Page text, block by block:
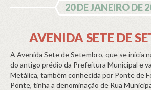
20 DE JANEIRO DE
AVENIDA SETE DE
A Avenida Sete de Setembro, que se inicia
do antigo prédio da Prefeitura Municipal e
Metálica, também conhecida por Ponte de
Ponte, tinha a denominação de Rua